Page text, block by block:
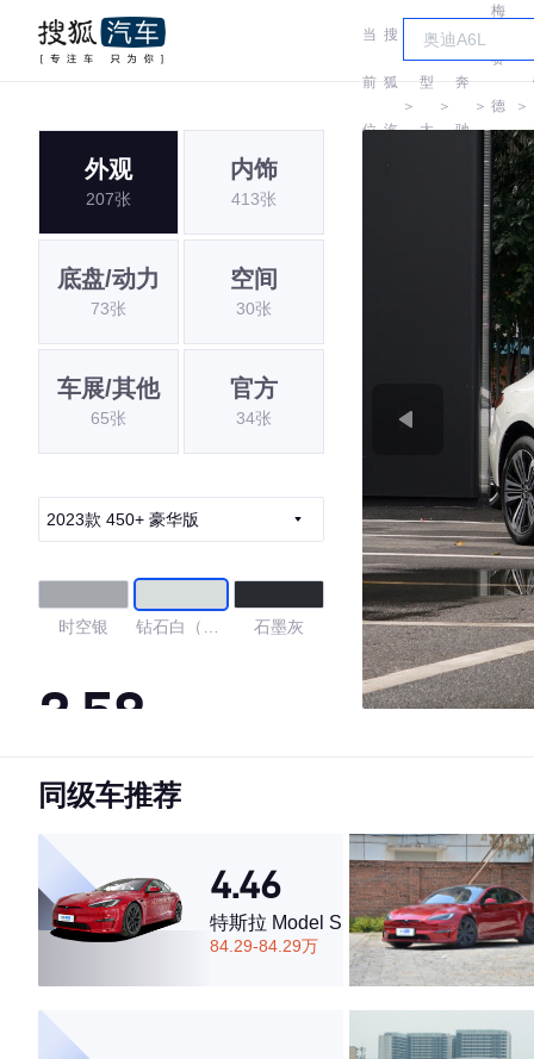
当
前
位
搜
狐
汽
＞
车
型
大
＞
奔
驰
＞
梅
赛
德
斯-
EQ
＞
外观
207张
内饰
413张
底盘/动力
73张
空间
30张
车展/其他
65张
官方
34张
2023款 450+ 豪华版
时空银
钻石白（亮
石墨灰
3.58
·外观表现一般，低于96%同级车
·空间表现一般，低于92%同级车
同级车推荐
4.46
特斯拉 Model S
84.29-84.29万